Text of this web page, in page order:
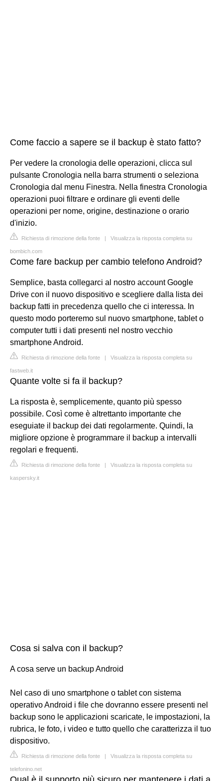
Come faccio a sapere se il backup è stato fatto?
Per vedere la cronologia delle operazioni, clicca sul
pulsante Cronologia nella barra strumenti o seleziona
Cronologia dal menu Finestra. Nella finestra Cronologia
operazioni puoi filtrare e ordinare gli eventi delle
operazioni per nome, origine, destinazione o orario
d'inizio.
Richiesta di rimozione della fonte | Visualizza la risposta completa su
bombich.com
Come fare backup per cambio telefono Android?
Semplice, basta collegarci al nostro account Google
Drive con il nuovo dispositivo e scegliere dalla lista dei
backup fatti in precedenza quello che ci interessa. In
questo modo porteremo sul nuovo smartphone, tablet o
computer tutti i dati presenti nel nostro vecchio
smartphone Android.
Richiesta di rimozione della fonte | Visualizza la risposta completa su
fastweb.it
Quante volte si fa il backup?
La risposta è, semplicemente, quanto più spesso
possibile. Così come è altrettanto importante che
eseguiate il backup dei dati regolarmente. Quindi, la
migliore opzione è programmare il backup a intervalli
regolari e frequenti.
Richiesta di rimozione della fonte | Visualizza la risposta completa su
kaspersky.it
Cosa si salva con il backup?
A cosa serve un backup Android
Nel caso di uno smartphone o tablet con sistema
operativo Android i file che dovranno essere presenti nel
backup sono le applicazioni scaricate, le impostazioni, la
rubrica, le foto, i video e tutto quello che caratterizza il tuo
dispositivo.
Richiesta di rimozione della fonte | Visualizza la risposta completa su
telefonino.net